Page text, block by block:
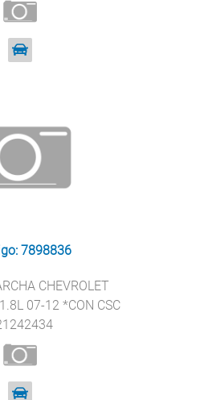
7898836
CHEVROLET
07-12 *CON CSC